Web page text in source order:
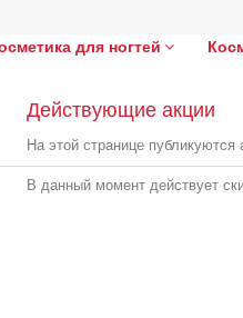
для ногтей
Действующие акции
На этой странице
В данный момент действует